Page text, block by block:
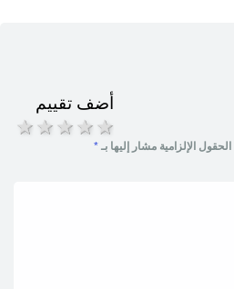
أضف تقييم
5 stars
4 stars
3 stars
2 stars
الحقول الإلزامية مشار إليها بـ *